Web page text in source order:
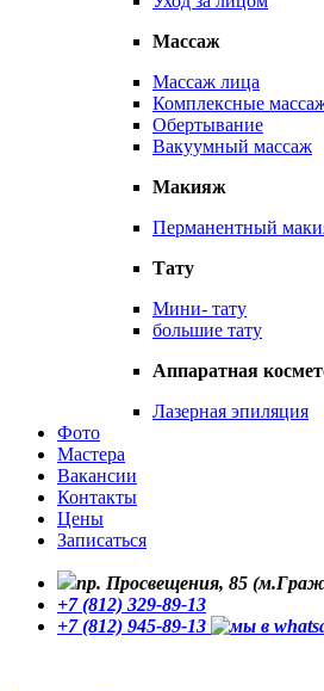
Массаж
Массаж лица
Комплексные
Обертывание
Вакуумный массаж
Макияж
Перманентный
Тату
Мини- тату
большие тату
Аппаратная
Лазерная эпиляция
Фото
Мастера
Вакансии
Контакты
Цены
Записаться
пр. Просвещения, 85
+7 (812) 329-89-13
+7 (812) 945-89-13